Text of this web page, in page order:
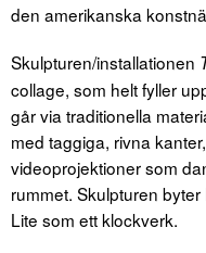
den amerikanska
Skulpturen/installationen
collage, som helt fyller
går via traditionella
med taggiga, rivna
videoprojektioner som
rummet. Skulpturen
Lite som ett klockverk.